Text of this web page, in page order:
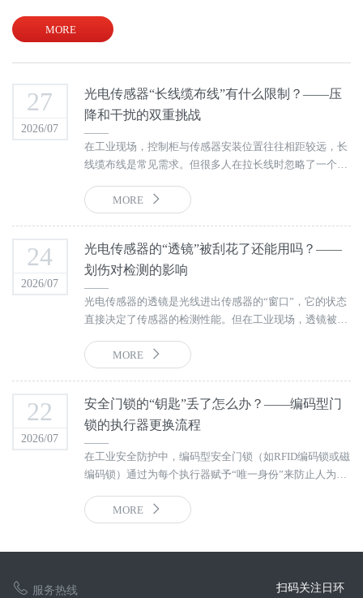
技术成果和产品，引起广泛的关注与讨论。
MORE
27
2026/07
光电传感器“长线缆布线”有什么限制？——压
降和干扰的双重挑战
在工业现场，控制柜与传感器安装位置往往相距较远，长
线缆布线是常见需求。但很多人在拉长线时忽略了一个关
度，压降和电磁干扰会同时来袭，导致传感器信号不稳定
MORE
24
2026/07
光电传感器的“透镜”被刮花了还能用吗？——
划伤对检测的影响
光电传感器的透镜是光线进出传感器的“窗口”，它的状态
直接决定了传感器的检测性能。但在工业现场，透镜被划
当、设备振动导致与工件摩擦，都可能在透镜表面留下伤
痕。那么，透镜划伤了还能不能用？答案是：看情况。轻
MORE
22
2026/07
安全门锁的“钥匙”丢了怎么办？——编码型门
锁的执行器更换流程
在工业安全防护中，编码型安全门锁（如RFID编码锁或磁
编码锁）通过为每个执行器赋予“唯一身份”来防止人为篡
（相当于门锁的“钥匙”）丢了怎么办？
MORE
服务热线 扫码关注日环